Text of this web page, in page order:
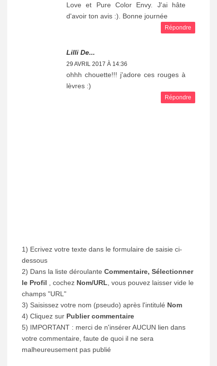
Love et Pure Color Envy. J'ai hâte
d'avoir ton avis :). Bonne journée
Répondre
Lilli De...
29 AVRIL 2017 À 14:36
ohhh chouette!!! j'adore ces rouges à
lèvres :)
Répondre
1) Ecrivez votre texte dans le formulaire de saisie ci-
dessous
2) Dans la liste déroulante Commentaire, Sélectionner
le Profil
, cochez Nom/URL , vous pouvez laisser vide le
champs "URL"
3) Saisissez votre nom (pseudo) après l'intitulé Nom
4) Cliquez sur Publier commentaire
5) IMPORTANT : merci de n'insérer AUCUN lien dans
votre commentaire, faute de quoi il ne sera
malheureusement pas publié